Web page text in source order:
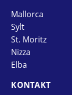
Mallorca
Sylt
St. Moritz
Nizza
Elba
KONTAKT